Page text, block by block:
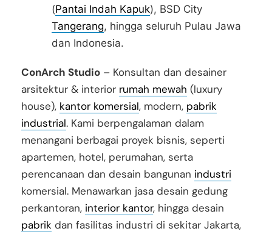
(Pantai Indah Kapuk), BSD City
Tangerang, hingga seluruh Pulau Jawa
dan Indonesia.
ConArch Studio – Konsultan dan desainer
arsitektur & interior rumah mewah (luxury
house), kantor komersial, modern, pabrik
industrial. Kami berpengalaman dalam
menangani berbagai proyek bisnis, seperti
apartemen, hotel, perumahan, serta
perencanaan dan desain bangunan industri
komersial. Menawarkan jasa desain gedung
perkantoran, interior kantor, hingga desain
pabrik dan fasilitas industri di sekitar Jakarta,